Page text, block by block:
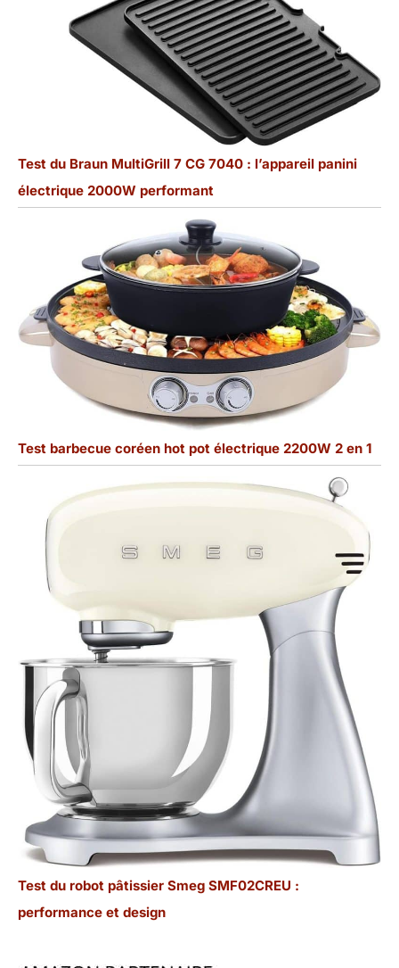
Test du Braun MultiGrill 7 CG 7040 : l’appareil panini
électrique 2000W performant
Test barbecue coréen hot pot électrique 2200W 2 en 1
Test du robot pâtissier Smeg SMF02CREU :
performance et design